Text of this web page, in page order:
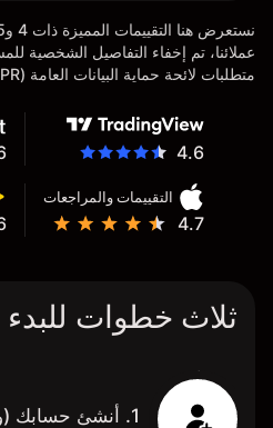
عملائنا، تم إخفاء التفاصيل الشخصية
متطلبات لائحة حماية البيانات العامة (GDPR)
4.6
التقييمات والمراجعات
4.7
ثلاث خطوات للبدء
1. أنشئ حسابك (وفقًا لمعايير الأهلية)